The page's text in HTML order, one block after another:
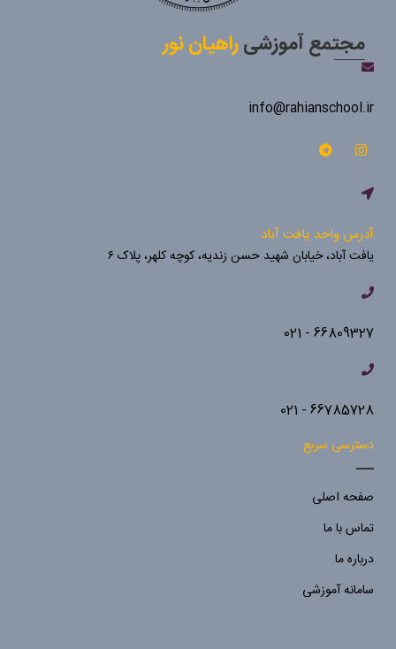
مجتمع آموزشیراهیان نور
info@rahianschool.ir
آدرس واحد یافت آباد
یافت آباد، خیابان شهید حسن زندیه، کوچه کلهر، پلاک ۶
66809327 - 021
66785728 - 021
دسترسی سریع
صفحه اصلی
تماس با ما
درباره ما
سامانه آموزشی